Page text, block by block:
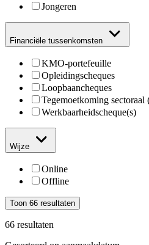
Jongeren
Financiële tussenkomsten
KMO-portefeuille
Opleidingscheques
Loopbaancheques
Tegemoetkoming sectoraal
Werkbaarheidscheque(s)
Wijze
Online
Offline
Toon 66 resultaten
66 resultaten